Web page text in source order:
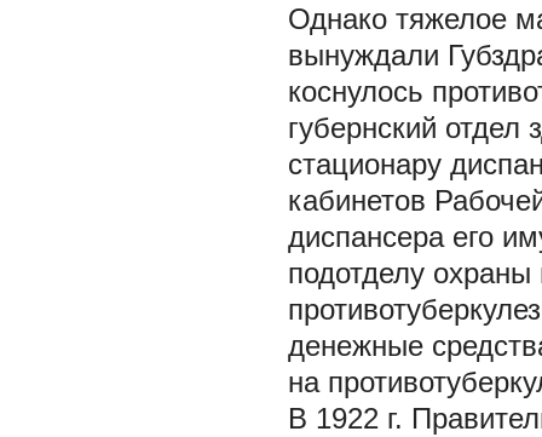
Однако тяжелое
вынуждали
коснулось
губернский отдел
стационару
кабинетов
диспансера его
подотделу
денежные
на
В 1922 г.